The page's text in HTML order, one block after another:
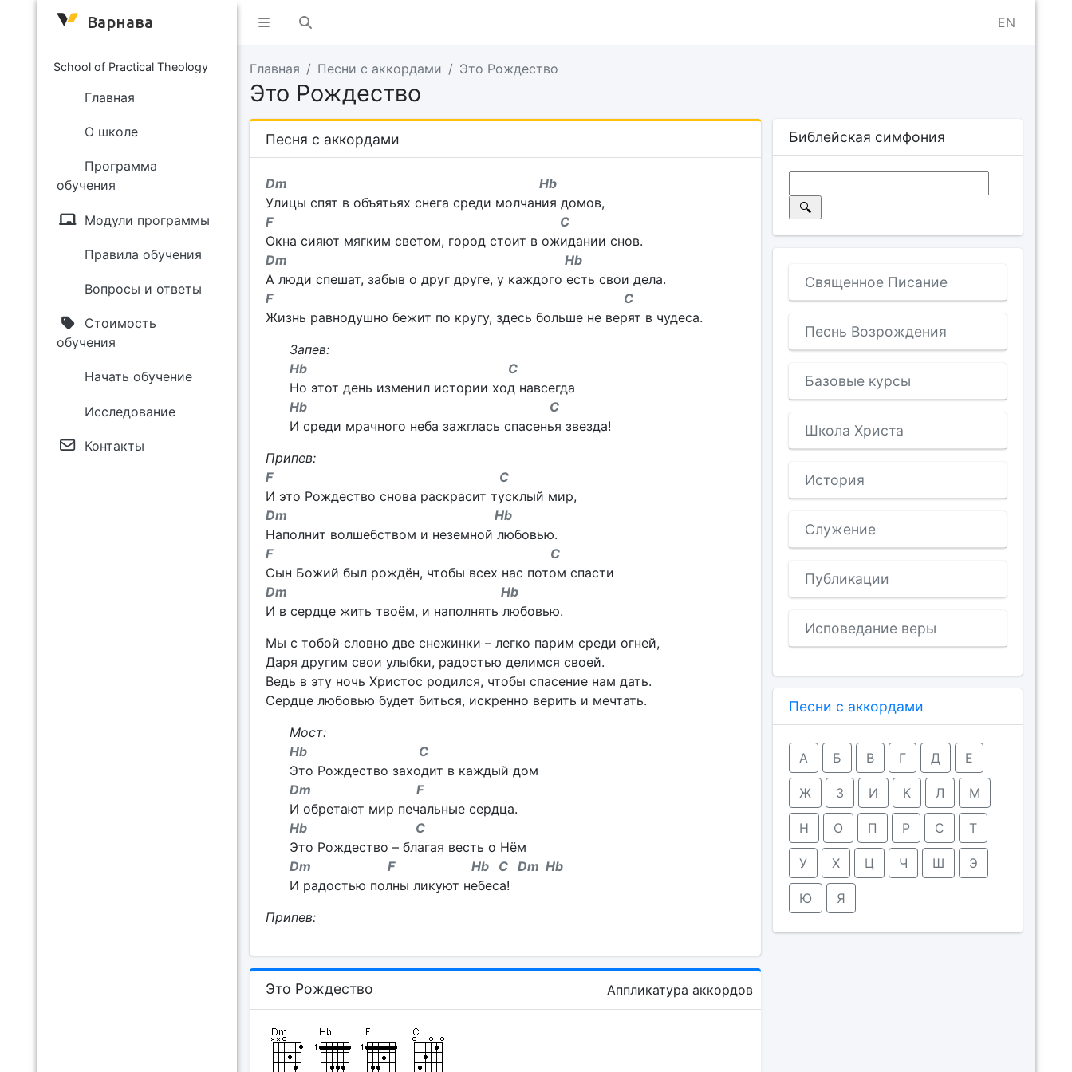
EN
Варнава
School of Practical Theology
Главная
О школе
Программа
обучения
Модули программы
Правила обучения
Вопросы и ответы
Стоимость
обучения
Начать обучение
Исследование
Контакты
Главная Песни с аккордами Это Рождество
Это Рождество
Песня с аккордами
Dm Hb
Улицы спят в объятьях снега среди молчания домов,
F C
Окна сияют мягким светом, город стоит в ожидании снов.
Dm Hb
А люди спешат, забыв о друг друге, у каждого есть свои дела.
F C
Жизнь равнодушно бежит по кругу, здесь больше не верят в чудеса.
Запев:
Hb C
Но этот день изменил истории ход навсегда
Hb C
И среди мрачного неба зажглась спасенья звезда!
Припев:
F C
И это Рождество снова раскрасит тусклый мир,
Dm Hb
Наполнит волшебством и неземной любовью.
F C
Сын Божий был рождён, чтобы всех нас потом спасти
Dm Hb
И в сердце жить твоём, и наполнять любовью.
Мы с тобой словно две снежинки – легко парим среди огней,
Даря другим свои улыбки, радостью делимся своей.
Ведь в эту ночь Христос родился, чтобы спасение нам дать.
Сердце любовью будет биться, искренно верить и мечтать.
Мост:
Hb C
Это Рождество заходит в каждый дом
Dm F
И обретают мир печальные сердца.
Hb C
Это Рождество – благая весть о Нём
Dm F Hb C Dm Hb
И радостью полны ликуют небеса!
Припев:
Это Рождество Аппликатура аккордов
Библейская симфония
Священное Писание
Песнь Возрождения
Базовые курсы
Школа Христа
История
Служение
Публикации
Исповедание веры
Песни с аккордами
А Б В Г Д Е
Ж З И К Л М
Н О П Р С Т
У Х Ц Ч Ш Э
Ю Я